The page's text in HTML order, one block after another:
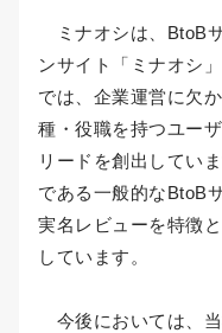
ミナオシは、BtoB
ンサイト「ミナオシ
では、企業運営に欠
種・役職を持つユー
リードを創出してい
である一般的なBtoB
実名レビューを特徴
しています。
今後においては、